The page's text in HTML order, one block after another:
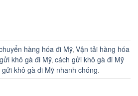
hàng hóa đi Mỹ, Vận tải hàng hóa
khô gà đi Mỹ, cách gửi khô gà đi Mỹ
gửi khô gà đi Mỹ nhanh chóng